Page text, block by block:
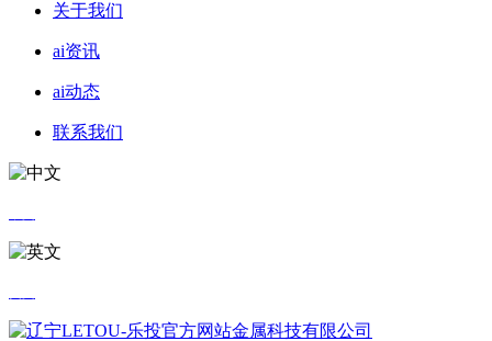
关于我们
ai资讯
ai动态
联系我们